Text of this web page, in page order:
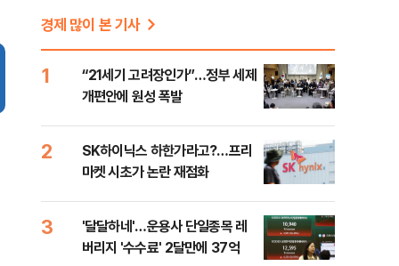
경제 많이 본 기사
1
“21세기 고려장인가”…정부 세제
개편안에 원성 폭발
2
SK하이닉스 하한가라고?…프리
마켓 시초가 논란 재점화
3
'달달하네'…운용사 단일종목 레
버리지 '수수료' 2달만에 37억